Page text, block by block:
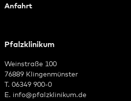
Anfahrt
Pfalzklinikum
Weinstraße 100
76889 Klingenmünster
T. 06349 900-0
E. info@pfalzklinikum.de